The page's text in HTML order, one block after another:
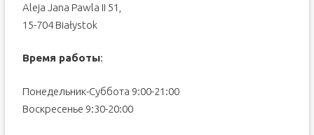
Aleja Jana Pawla II 51,
15-704 Białystok
Время работы:
Понедельник-Суббота 9:00-21:00
Воскресенье 9:30-20:00